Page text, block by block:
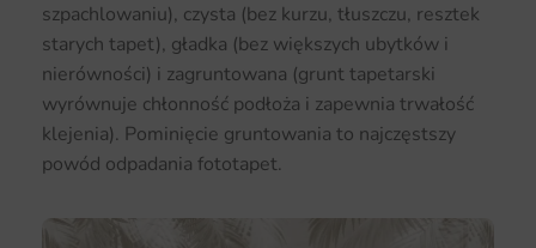
szpachlowaniu), czysta (bez kurzu, tłuszczu, resztek
starych tapet), gładka (bez większych ubytków i
nierówności) i zagruntowana (grunt tapetarski
wyrównuje chłonność podłoża i zapewnia trwałość
klejenia). Pominięcie gruntowania to najczęstszy
powód odpadania fototapet.